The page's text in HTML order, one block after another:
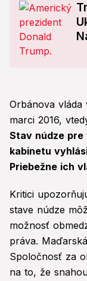
Orbánova
marci 2016,
Stav núdze pre
kabinetu
Priebežne ich
Kritici
stave núdze
možnosť
práva.
Spoločnosť za
na to, že